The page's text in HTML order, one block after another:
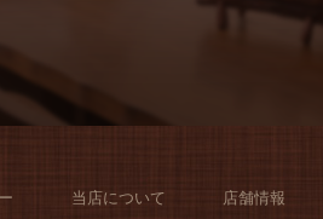
当店について 店舗情報